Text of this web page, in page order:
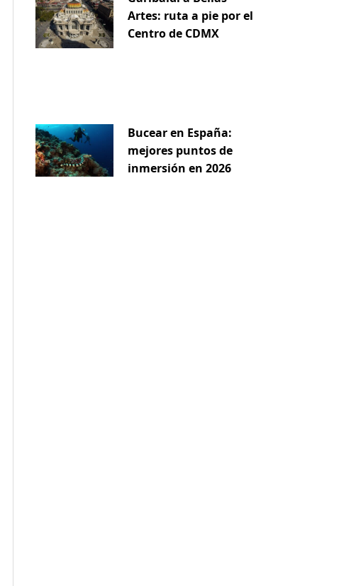
Artes: ruta a pie por el
Centro de CDMX
Bucear en España:
mejores puntos de
inmersión en 2026